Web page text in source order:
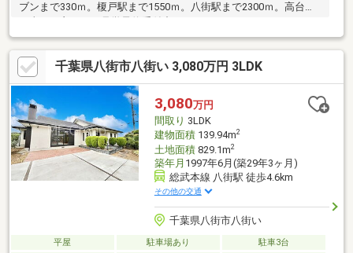
ブンまで330ｍ。榎戸駅まで1550ｍ。八街駅まで2300ｍ。高台、
千葉県八街市八街い 3,080万円 3LDK
3,080万円
間取り 3LDK
建物面積139.94m2
土地面積829.1m2
築年月 1997年6月(築29年3ヶ月)
総武本線 八街駅 徒歩4.6km
その他の交通
千葉県八街市八街い
平屋 駐車場あり
駐車3台